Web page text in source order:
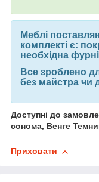
Меблі
комплекті є:
необхідна
Все зроблено
без майстра чи
Доступні до
сонома, Венге
Приховати